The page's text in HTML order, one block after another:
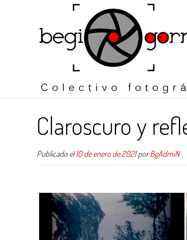
Claroscuro y
Publicado el10 de enero de 2021porBgAdmiN